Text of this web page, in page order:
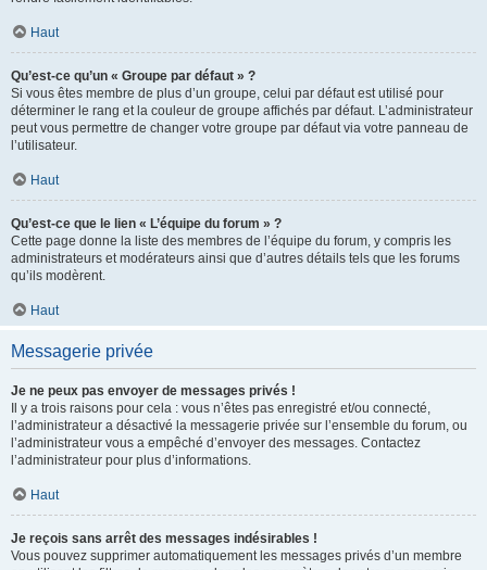
Haut
Qu’est-ce qu’un « Groupe par défaut » ?
Si vous êtes membre de plus d’un groupe, celui par défaut est utilisé pour
déterminer le rang et la couleur de groupe affichés par défaut. L’administrateur
peut vous permettre de changer votre groupe par défaut via votre panneau de
l’utilisateur.
Haut
Qu’est-ce que le lien « L’équipe du forum » ?
Cette page donne la liste des membres de l’équipe du forum, y compris les
administrateurs et modérateurs ainsi que d’autres détails tels que les forums
qu’ils modèrent.
Haut
Messagerie privée
Je ne peux pas envoyer de messages privés !
Il y a trois raisons pour cela : vous n’êtes pas enregistré et/ou connecté,
l’administrateur a désactivé la messagerie privée sur l’ensemble du forum, ou
l’administrateur vous a empêché d’envoyer des messages. Contactez
l’administrateur pour plus d’informations.
Haut
Je reçois sans arrêt des messages indésirables !
Vous pouvez supprimer automatiquement les messages privés d’un membre